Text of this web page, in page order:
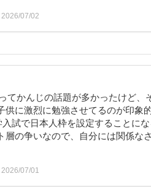
2026/07/02
てかんじの話題が多かったけど、
供に激烈に勉強させてるのが印象
試で日本人枠を設定することにな
層の争いなので、自分には関係な
2026/07/01